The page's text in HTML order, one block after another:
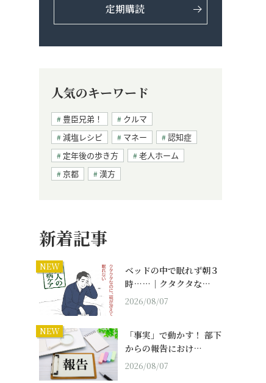
定期購読
人気のキーワード
豊臣兄弟！
クルマ
減塩レシピ
マネー
認知症
定年後の歩き方
老人ホーム
京都
漢方
新着記事
NEW
ベッドの中で眠れず朝３
時……｜クタクタな…
2026/08/07
NEW
「事実」で動かす！ 部下
からの報告におけ…
2026/08/07